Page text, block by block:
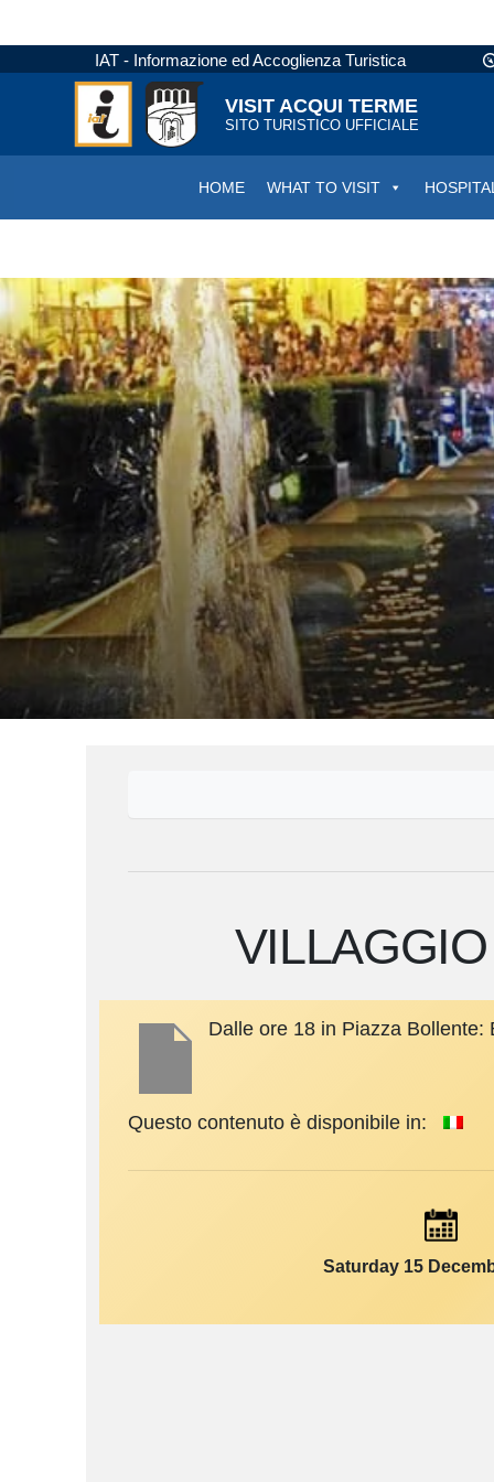
IAT - Informazione ed Accoglienza Turistica
VISIT ACQUI TERME
SITO TURISTICO UFFICIALE
HOME WHAT TO VISIT
Dalle ore 18 in Piazza Bollente:
Questo contenuto è disponibile in:
Saturday 15